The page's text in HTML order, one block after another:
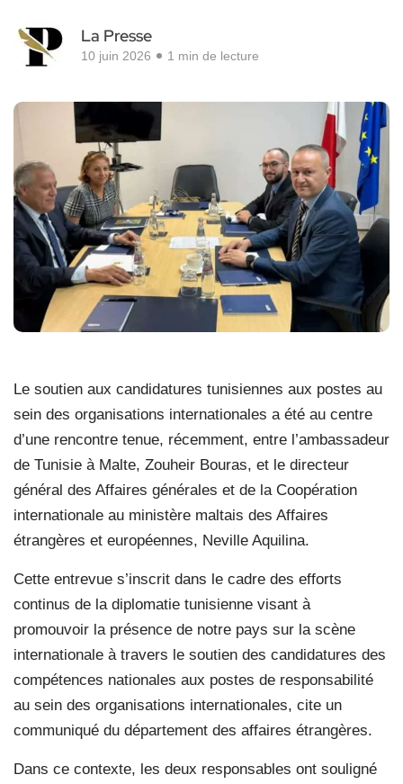
La Presse
10 juin 2026 1 min de lecture
Le soutien aux candidatures tunisiennes aux postes au
sein des organisations internationales a été au centre
d’une rencontre tenue, récemment, entre l’ambassadeur
de Tunisie à Malte, Zouheir Bouras, et le directeur
général des Affaires générales et de la Coopération
internationale au ministère maltais des Affaires
étrangères et européennes, Neville Aquilina.
Cette entrevue s’inscrit dans le cadre des efforts
continus de la diplomatie tunisienne visant à
promouvoir la présence de notre pays sur la scène
internationale à travers le soutien des candidatures des
compétences nationales aux postes de responsabilité
au sein des organisations internationales, cite un
communiqué du département des affaires étrangères.
Dans ce contexte, les deux responsables ont souligné